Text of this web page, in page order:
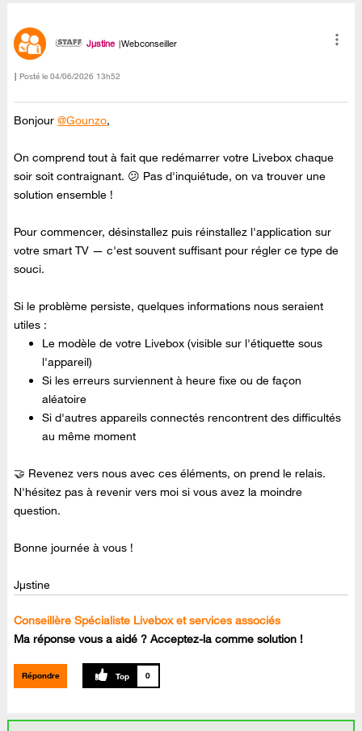
Jµstine Webconseiller
Posté le ‎04/06/2026 13h52
Bonjour@Gounzo,
On comprend tout à fait que redémarrer votre Livebox chaque
soir soit contraignant. 😕 Pas d'inquiétude, on va trouver une
solution ensemble !
Pour commencer, désinstallez puis réinstallez l'application sur
votre smart TV — c'est souvent suffisant pour régler ce type de
souci.
Si le problème persiste, quelques informations nous seraient
utiles :
Le modèle de votre Livebox (visible sur l'étiquette sous
l'appareil)
Si les erreurs surviennent à heure fixe ou de façon
aléatoire
Si d'autres appareils connectés rencontrent des difficultés
au même moment
🤝 Revenez vers nous avec ces éléments, on prend le relais.
N'hésitez pas à revenir vers moi si vous avez la moindre
question.
Bonne journée à vous !
Jµstine
Conseillère Spécialiste Livebox et services associés
Ma réponse vous a aidé ? Acceptez-la comme solution !
Répondre 0